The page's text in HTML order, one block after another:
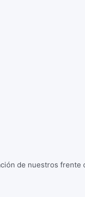
de nuestros